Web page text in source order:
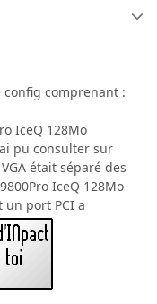
comprenant :
IceQ 128Mo
pu consulter sur
était séparé des
IceQ 128Mo
un port PCI a